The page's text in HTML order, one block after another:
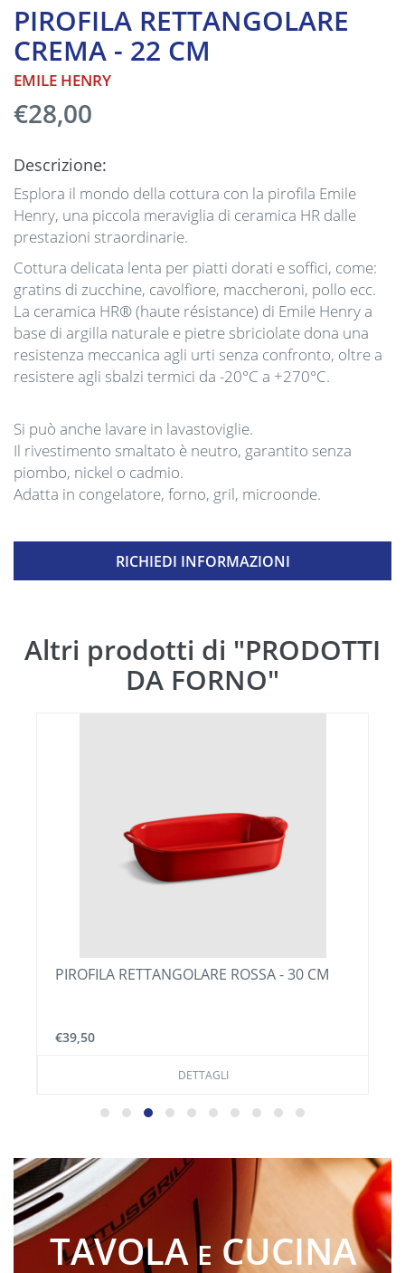
PIROFILA RETTANGOLARE
CREMA - 22 CM
EMILE HENRY
€28,00
Descrizione:
Esplora il mondo della cottura con la pirofila Emile
Henry, una piccola meraviglia di ceramica HR dalle
prestazioni straordinarie.
Cottura delicata lenta per piatti dorati e soffici, come:
gratins di zucchine, cavolfiore, maccheroni, pollo ecc.
La ceramica HR® (haute résistance) di Emile Henry a
base di argilla naturale e pietre sbriciolate dona una
resistenza meccanica agli urti senza confronto, oltre a
resistere agli sbalzi termici da -20°C a +270°C.
Si può anche lavare in lavastoviglie.
Il rivestimento smaltato è neutro, garantito senza
piombo, nickel o cadmio.
Adatta in congelatore, forno, gril, microonde.
RICHIEDI INFORMAZIONI
Altri prodotti di "PRODOTTI
DA FORNO"
PIROFILA CROSTATA ALTA 28CM
€41,00
DETTAGLI
TAVOLAE CUCINA